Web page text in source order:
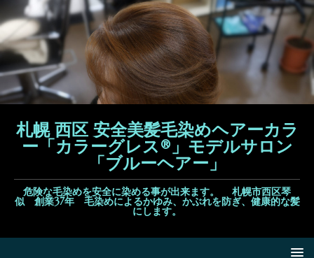
札幌 西区 安全美髪毛染めヘアーカラ
ー「カラーグレス®」モデルサロン
「ブルーヘアー」
危険な毛染めを安全に染める事が出来ます。 札幌市西区琴
似 創業37年 毛染めによるかゆみ、かぶれを防ぎ、健康的な髪
にします。